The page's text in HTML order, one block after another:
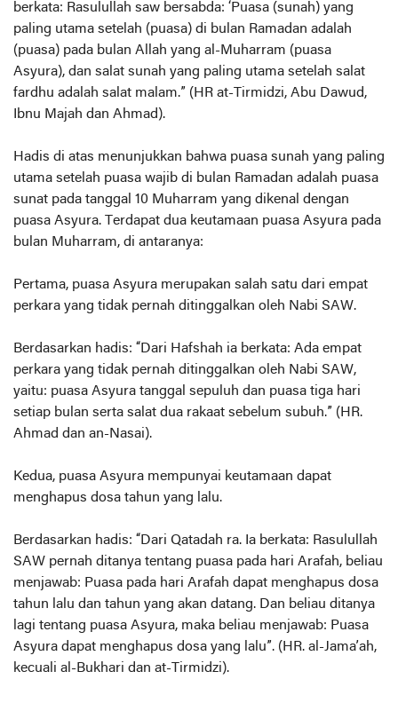
berkata: Rasulullah saw bersabda: ‘Puasa (sunah) yang
paling utama setelah (puasa) di bulan Ramadan adalah
(puasa) pada bulan Allah yang al-Muharram (puasa
Asyura), dan salat sunah yang paling utama setelah salat
fardhu adalah salat malam.” (HR at-Tirmidzi, Abu Dawud,
Ibnu Majah dan Ahmad).
Hadis di atas menunjukkan bahwa puasa sunah yang paling
utama setelah puasa wajib di bulan Ramadan adalah puasa
sunat pada tanggal 10 Muharram yang dikenal dengan
puasa Asyura. Terdapat dua keutamaan puasa Asyura pada
bulan Muharram, di antaranya:
Pertama, puasa Asyura merupakan salah satu dari empat
perkara yang tidak pernah ditinggalkan oleh Nabi SAW.
Berdasarkan hadis: “Dari Hafshah ia berkata: Ada empat
perkara yang tidak pernah ditinggalkan oleh Nabi SAW,
yaitu: puasa Asyura tanggal sepuluh dan puasa tiga hari
setiap bulan serta salat dua rakaat sebelum subuh.” (HR.
Ahmad dan an-Nasai).
Kedua, puasa Asyura mempunyai keutamaan dapat
menghapus dosa tahun yang lalu.
Berdasarkan hadis: “Dari Qatadah ra. Ia berkata: Rasulullah
SAW pernah ditanya tentang puasa pada hari Arafah, beliau
menjawab: Puasa pada hari Arafah dapat menghapus dosa
tahun lalu dan tahun yang akan datang. Dan beliau ditanya
lagi tentang puasa Asyura, maka beliau menjawab: Puasa
Asyura dapat menghapus dosa yang lalu”. (HR. al-Jama’ah,
kecuali al-Bukhari dan at-Tirmidzi).